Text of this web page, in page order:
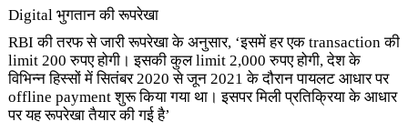
Digital भुगतान की रूपरेखा
RBI की तरफ से जारी रूपरेखा के अनुसार, ‘इसमें हर एक transaction की
limit 200 रुपए होगी। इसकी कुल limit 2,000 रुपए होगी, देश के
विभिन्न हिस्सों में सितंबर 2020 से जून 2021 के दौरान पायलट आधार पर
offline payment शुरू किया गया था। इसपर मिली प्रतिक्रिया के आधार
पर यह रूपरेखा तैयार की गई है’